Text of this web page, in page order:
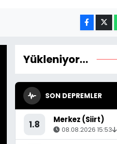
Yükleniyor...
SON DEPREMLER
1.8 Merkez (Siirt)
08.08.2026 15:53